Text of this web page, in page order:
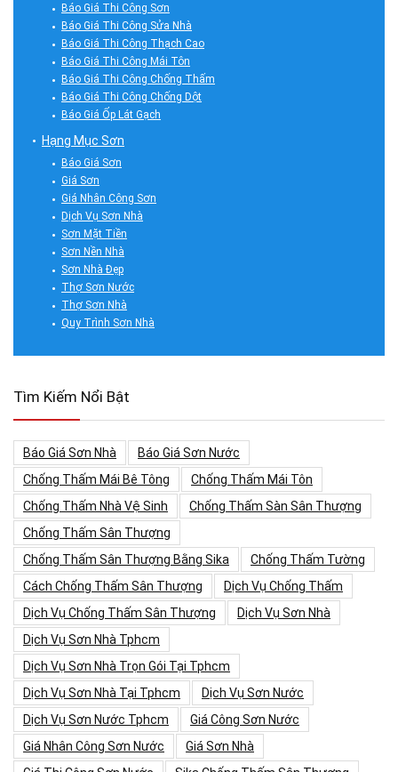
Báo Giá Thi Công Sơn
Báo Giá Thi Công Sửa Nhà
Báo Giá Thi Công Thạch Cao
Báo Giá Thi Công Mái Tôn
Báo Giá Thi Công Chống Thấm
Báo Giá Thi Công Chống Dột
Báo Giá Ốp Lát Gạch
Hạng Mục Sơn
Báo Giá Sơn
Giá Sơn
Giá Nhân Công Sơn
Dịch Vụ Sơn Nhà
Sơn Mặt Tiền
Sơn Nền Nhà
Sơn Nhà Đẹp
Thợ Sơn Nước
Thợ Sơn Nhà
Quy Trình Sơn Nhà
Tìm Kiếm Nổi Bật
Báo Giá Sơn Nhà
Báo Giá Sơn Nước
Chống Thấm Mái Bê Tông
Chống Thấm Mái Tôn
Chống Thấm Nhà Vệ Sinh
Chống Thấm Sàn Sân Thượng
Chống Thấm Sân Thượng
Chống Thấm Sân Thượng Bằng Sika
Chống Thấm Tường
Cách Chống Thấm Sân Thượng
Dịch Vụ Chống Thấm
Dịch Vụ Chống Thấm Sân Thượng
Dịch Vụ Sơn Nhà
Dịch Vụ Sơn Nhà Tphcm
Dịch Vụ Sơn Nhà Trọn Gói Tại Tphcm
Dịch Vụ Sơn Nhà Tại Tphcm
Dịch Vụ Sơn Nước
Dịch Vụ Sơn Nước Tphcm
Giá Công Sơn Nước
Giá Nhân Công Sơn Nước
Giá Sơn Nhà